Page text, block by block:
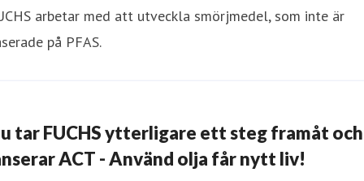
arbetar med att utveckla smörjmedel, som inte är
på PFAS.
tar FUCHS ytterligare ett steg framåt och
ACT - Använd olja får nytt liv!